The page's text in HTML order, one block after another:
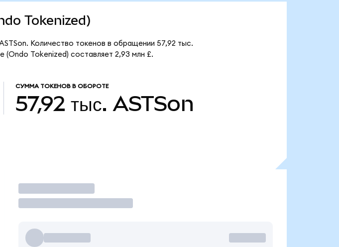
Tokenized)
Количество токенов в обращении 57,92 тыс.
(Ondo Tokenized) составляет 2,93 млн £.
СУММА ТОКЕНОВ В ОБОРОТЕ
57,92 тыс. ASTSon
Торговать